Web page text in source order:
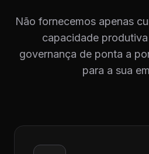
Não fornecemos apenas
capacidade
governança de ponta a
para a sua